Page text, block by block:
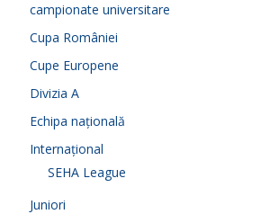
campionate universitare
Cupa României
Cupe Europene
Divizia A
Echipa națională
Internațional
SEHA League
Juniori